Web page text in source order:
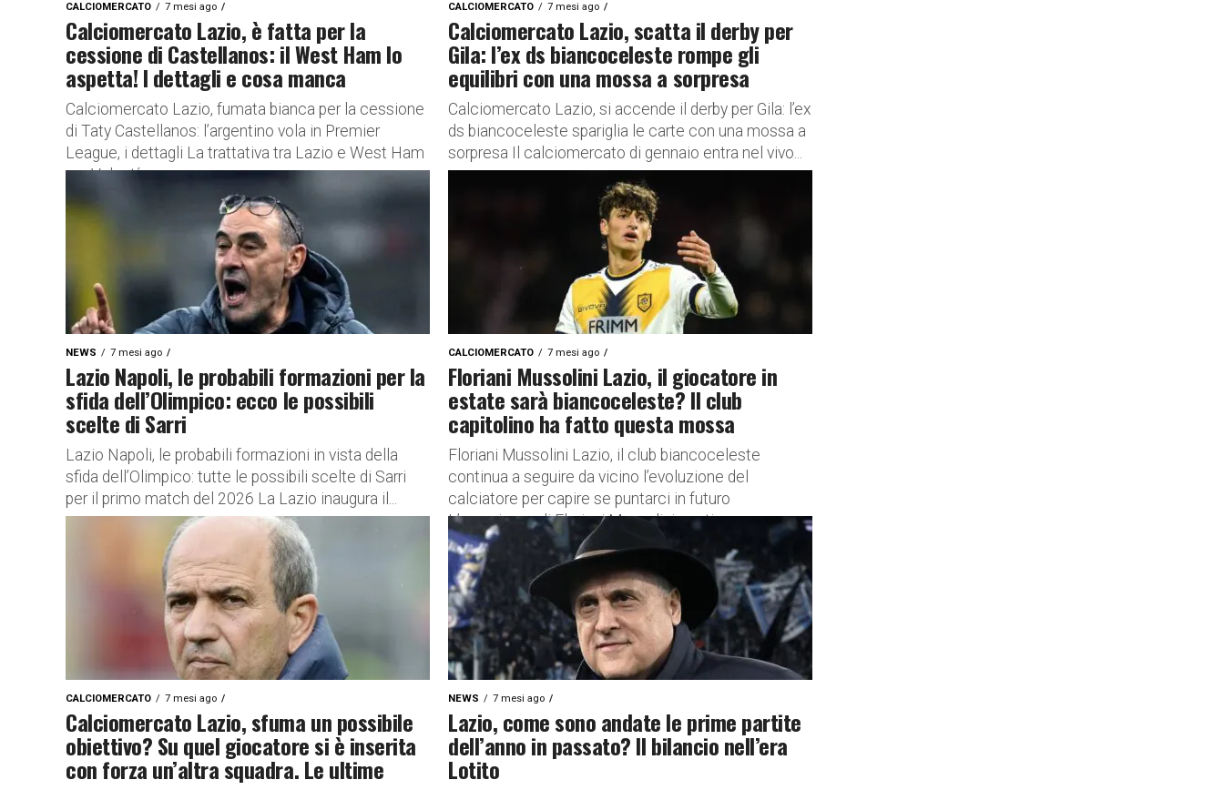
CALCIOMERCATO 7 mesi ago
Calciomercato Lazio, è fatta per la
cessione di Castellanos: il West Ham lo
aspetta! I dettagli e cosa manca
Calciomercato Lazio, fumata bianca per la cessione
di Taty Castellanos: l’argentino vola in Premier
League, i dettagli La trattativa tra Lazio e West Ham
per Valentín...
CALCIOMERCATO 7 mesi ago
Calciomercato Lazio, scatta il derby per
Gila: l’ex ds biancoceleste rompe gli
equilibri con una mossa a sorpresa
Calciomercato Lazio, si accende il derby per Gila: l’ex
ds biancoceleste spariglia le carte con una mossa a
sorpresa Il calciomercato di gennaio entra nel vivo...
NEWS 7 mesi ago
Lazio Napoli, le probabili formazioni per la
sfida dell’Olimpico: ecco le possibili
scelte di Sarri
Lazio Napoli, le probabili formazioni in vista della
sfida dell’Olimpico: tutte le possibili scelte di Sarri
per il primo match del 2026 La Lazio inaugura il...
CALCIOMERCATO 7 mesi ago
Floriani Mussolini Lazio, il giocatore in
estate sarà biancoceleste? Il club
capitolino ha fatto questa mossa
Floriani Mussolini Lazio, il club biancoceleste
continua a seguire da vicino l’evoluzione del
calciatore per capire se puntarci in futuro
L’esperienza di Floriani Mussolini continua a...
CALCIOMERCATO 7 mesi ago
Calciomercato Lazio, sfuma un possibile
obiettivo? Su quel giocatore si è inserita
con forza un’altra squadra. Le ultime
NEWS 7 mesi ago
Lazio, come sono andate le prime partite
dell’anno in passato? Il bilancio nell’era
Lotito